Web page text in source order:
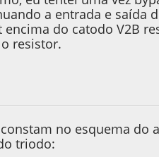
a entrada e saída
do catodo V2B
resistor.
no esquema do
triodo: